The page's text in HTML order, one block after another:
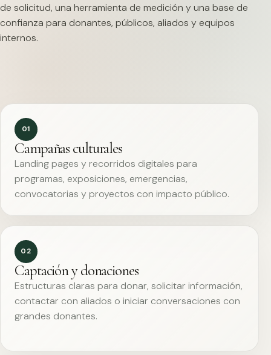
de solicitud, una herramienta de medición y una base de
confianza para donantes, públicos, aliados y equipos
internos.
01
Campañas culturales
Landing pages y recorridos digitales para
programas, exposiciones, emergencias,
convocatorias y proyectos con impacto público.
02
Captación y donaciones
Estructuras claras para donar, solicitar información,
contactar con aliados o iniciar conversaciones con
grandes donantes.